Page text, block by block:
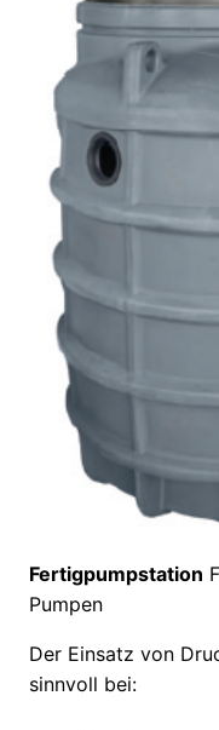
Fertigpumpstation
Pumpen
Der Einsatz von
sinnvoll bei: